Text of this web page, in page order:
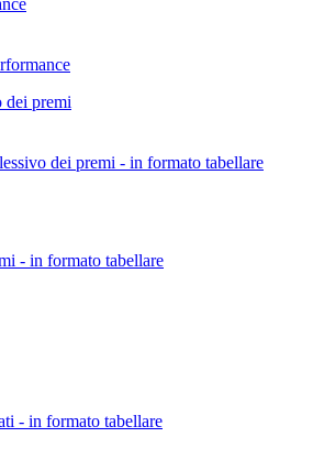
dei premi
dei premi - in formato tabellare
- in formato tabellare
- in formato tabellare